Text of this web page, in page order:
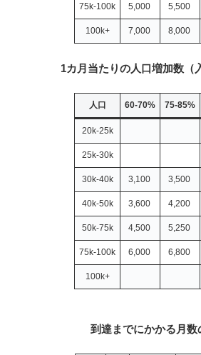
75k-100k 5,000 5,500
100k+ 7,000 8,000
1カ月当たりの人口増加数（
人口 60-70% 75-85%
20k-25k
25k-30k
30k-40k 3,100 3,500
40k-50k 3,600 4,200
50k-75k 4,500 5,250
75k-100k 6,000 6,800
100k+
到達までにかかる月数